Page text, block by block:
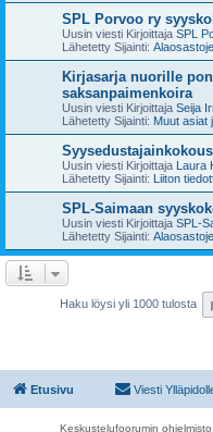
SPL Porvoo ry
Uusin viesti Kirjoittaja SPL
Lähetetty Sijainti:
Kirjasarja nuorille
saksanpaimenkoira
Uusin viesti Kirjoittaja Seija
Lähetetty Sijainti: Muut asiat
Uusin viesti Kirjoittaja Laura
Lähetetty Sijainti: Liiton
SPL-Saimaan
Uusin viesti Kirjoittaja SPL-
Lähetetty Sijainti:
Haku löysi yli 1000 tulosta
Etusivu Viesti
Keskustelufoorumin ohjelmisto